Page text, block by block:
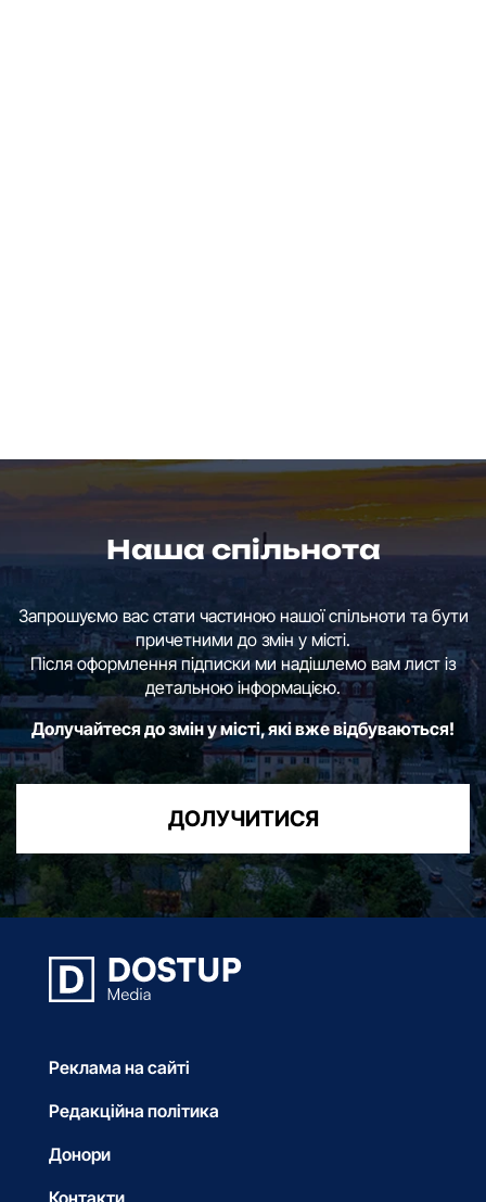
Наша спільнота
Запрошуємо вас стати частиною нашої спільноти та бути
причетними до змін у місті.
Після оформлення підписки ми надішлемо вам лист із
детальною інформацією.
Долучайтеся до змін у місті, які вже відбуваються!
ДОЛУЧИТИСЯ
Реклама на сайті
Редакційна політика
Донори